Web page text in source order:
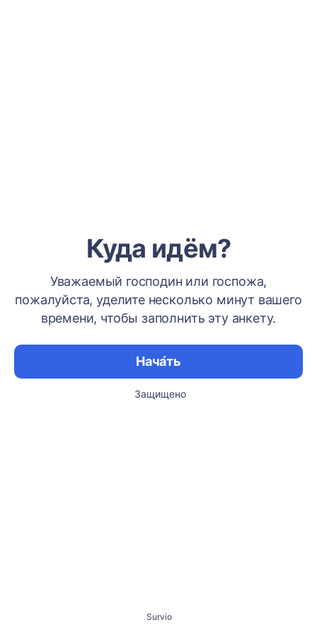
Куда идём?
Уважаемый господин или госпожа,
пожалуйста, уделите несколько минут вашего
времени, чтобы заполнить эту анкету.
Нача́ть
Защищено
Survio